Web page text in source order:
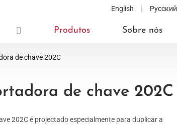
English Русский
Produtos Sobre nós
de chave 202C
de chave 202C
202C é projectado especialmente para duplicar a